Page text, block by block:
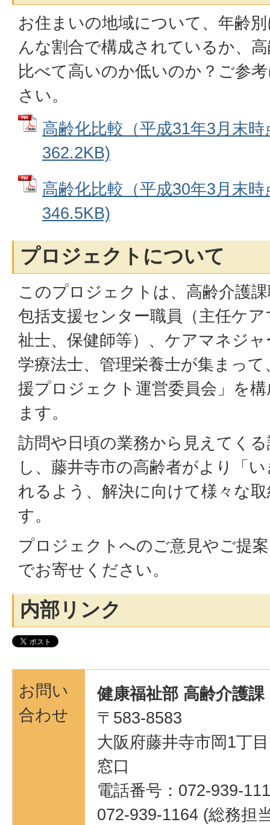
お住まいの地域について、年齢
んな割合で構成されているか、
比べて高いのか低いのか？ご参
さい。
高齢化比較（平成31年3月末
362.2KB)
高齢化比較（平成30年3月末
346.5KB)
プロジェクトについて
このプロジェクトは、高齢介護
包括支援センター職員（主任ケ
祉士、保健師等）、ケアマネジ
学療法士、管理栄養士が集まっ
援プロジェクト運営委員会」を
ます。
訪問や日頃の業務から見えてく
し、藤井寺市の高齢者がより「
れるよう、解決に向けて様々な
す。
プロジェクトへのご意見やご提
でお寄せください。
内部リンク
お問い
合わせ
健康福祉部 高齢介護課
〒583-8583
大阪府藤井寺市岡1丁
窓口
電話番号：072-939-
072-939-1164 (総務担